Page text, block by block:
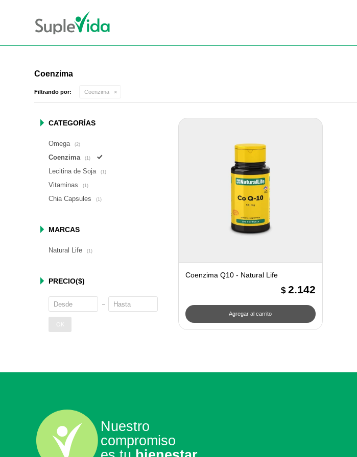
Coenzima
Filtrando por: Coenzima
Coenzima Q10 - Natural Life
$ 2.142
CATEGORÍAS
Omega (2)
Coenzima (1)
Lecitina de Soja (1)
Vitaminas (1)
Chia Capsules (1)
MARCAS
Natural Life (1)
PRECIO($)
OK
Nuestro
compromiso